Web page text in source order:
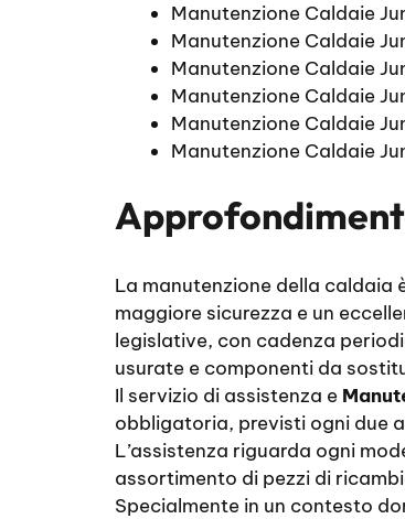
Manutenzione Caldaie
Manutenzione Caldaie
Manutenzione Caldaie
Manutenzione Caldaie
Manutenzione Caldaie
Manutenzione Caldaie
La manutenzione della
maggiore sicurezza e un
legislative, con cadenza
usurate e componenti da
Il servizio di assistenza e
obbligatoria, previsti ogni due
L’assistenza riguarda ogni
assortimento di pezzi di
Specialmente in un contesto